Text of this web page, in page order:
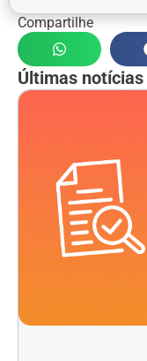
Compartilhe
Últimas notícias